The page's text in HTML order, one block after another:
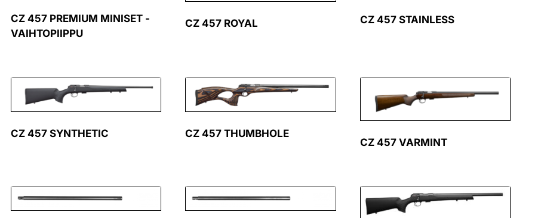
CZ 457 PREMIUM MINISET -
VAIHTOPIIPPU
CZ 457 ROYAL CZ 457 STAINLESS
CZ 457 SYNTHETIC CZ 457 THUMBHOLE
CZ 457 VARMINT